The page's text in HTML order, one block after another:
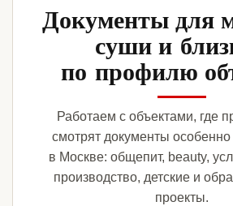
Документы для
суши и
по профилю
Работаем с объектами, где
смотрят документы
в Москве: общепит, beauty,
производство, детские и
проекты.